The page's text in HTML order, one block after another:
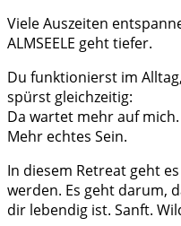
Viele Auszeiten
ALMSEELE geht tiefer.
Du funktionierst im
spürst gleichzeitig:
Da wartet mehr auf
Mehr echtes Sein.
In diesem Retreat geht
werden. Es geht darum,
dir lebendig ist. Sanft.